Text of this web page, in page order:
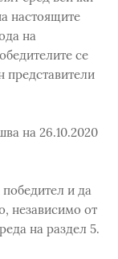
настоящите
на
се
представители
на 26.10.2020
и да
независимо от
на раздел 5.